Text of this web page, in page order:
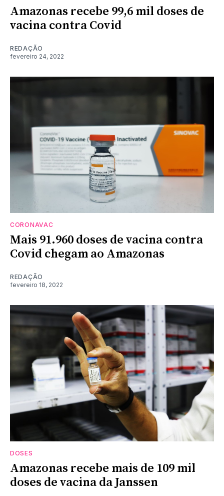
Amazonas recebe 99,6 mil doses de
vacina contra Covid
REDAÇÃO
fevereiro 24, 2022
CORONAVAC
Mais 91.960 doses de vacina contra
Covid chegam ao Amazonas
REDAÇÃO
fevereiro 18, 2022
DOSES
Amazonas recebe mais de 109 mil
doses de vacina da Janssen